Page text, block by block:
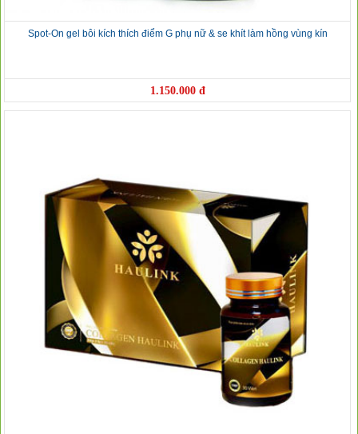
Spot-On gel bôi kích thích điểm G phụ nữ & se khít làm hồng vùng kín
1.150.000 đ